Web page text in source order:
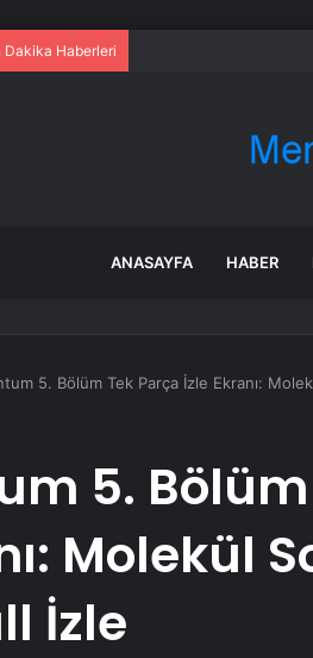
Dakika Haberleri
ANASAYFA HABER
5. Bölüm Tek Parça İzle Ekranı:
5.
Molekül
İzle